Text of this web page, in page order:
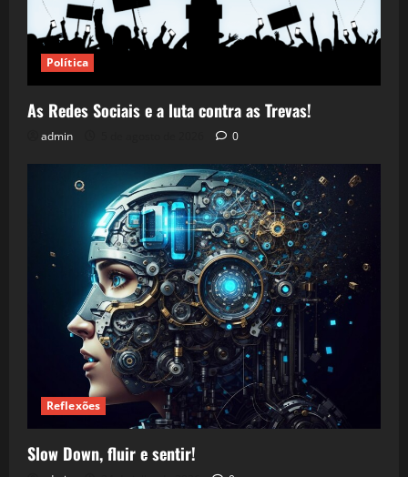
Política
As Redes Sociais e a luta contra as Trevas!
admin 0
Reflexões
Slow Down, fluir e sentir!